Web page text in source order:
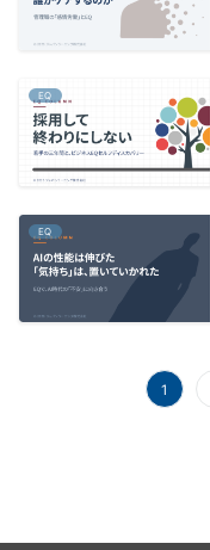
EQ
EQ
1